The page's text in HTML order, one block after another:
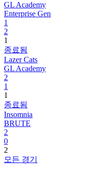
GL Academy
Enterprise Gen
1
2
1
종료됨
Lazer Cats
GL Academy
2
1
1
종료됨
Insomnia
BRUTE
2
0
2
모든 경기